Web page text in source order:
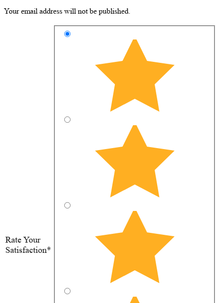
Your email address will not be published.
Rate Your
Satisfaction*